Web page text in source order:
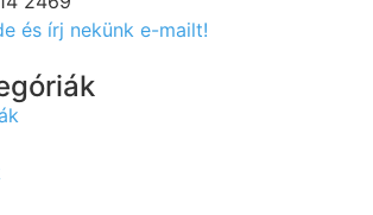
és írj nekünk e-mailt!